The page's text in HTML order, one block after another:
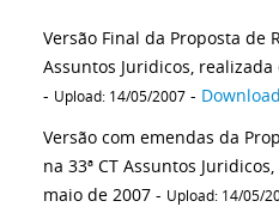
Versão Final da Proposta de
Assuntos Juridicos,
- Upload: 14/05/2007 - Download
Versão com emendas da
na 33ª CT Assuntos
maio de 2007 - Upload: 14/05/